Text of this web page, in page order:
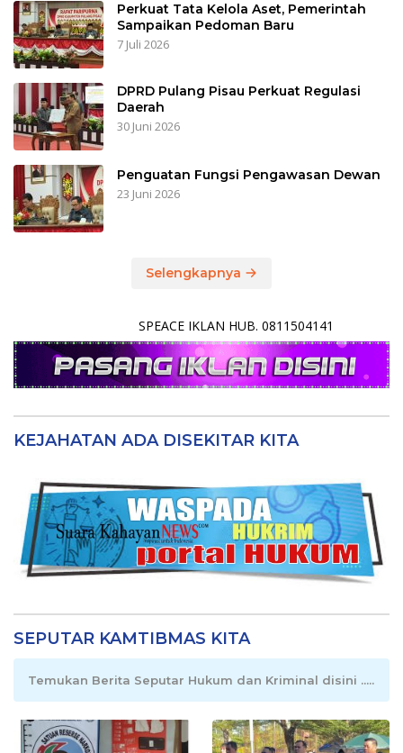
Perkuat Tata Kelola Aset, Pemerintah
Sampaikan Pedoman Baru
7 Juli 2026
DPRD Pulang Pisau Perkuat Regulasi
Daerah
30 Juni 2026
Penguatan Fungsi Pengawasan Dewan
23 Juni 2026
Selengkapnya
SPEACE IKLAN HUB. 0811504141
KEJAHATAN ADA DISEKITAR KITA
SEPUTAR KAMTIBMAS KITA
Temukan Berita Seputar Hukum dan Kriminal disini .....